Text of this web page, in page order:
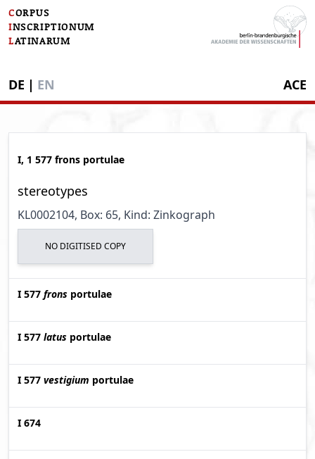
CORPUS
INSCRIPTIONUM
LATINARUM
DE | EN ACE
I, 1 577 frons portulae
stereotypes
KL0002104, Box: 65, Kind: Zinkograph
NO DIGITISED COPY
I 577 frons portulae
I 577 latus portulae
I 577 vestigium portulae
I 674